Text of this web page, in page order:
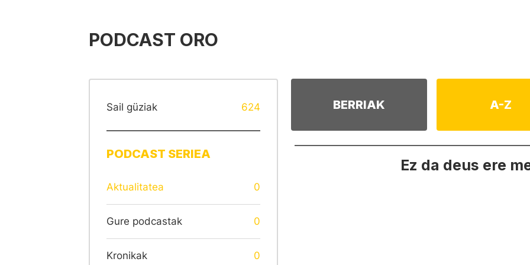
PODCAST ORO
Sail güziak 624
PODCAST SERIEA
Aktualitatea 0
Gure podcastak 0
Kronikak 0
BERRIAK A-Z
Ez da deus ere